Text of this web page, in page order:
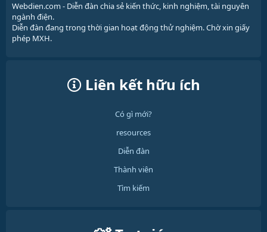
Webdien.com - Diễn đàn chia sẻ kiến thức, kinh nghiệm, tài nguyên
ngành điện.
Diễn đàn đang trong thời gian hoạt động thử nghiệm. Chờ xin giấy
phép MXH.
Liên kết hữu ích
Có gì mới?
resources
Diễn đàn
Thành viên
Tìm kiếm